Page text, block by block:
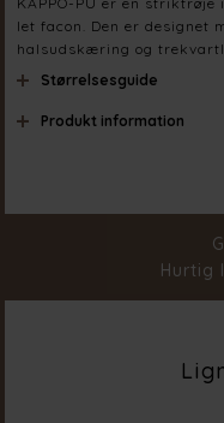
let facon. Den er designet
halsudskæring og
Størrelsesguide
Produkt information
Hurtig